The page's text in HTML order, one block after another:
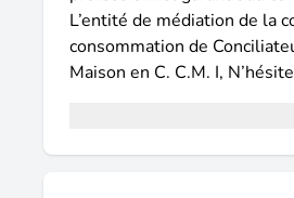
L’entité de médiation de la
consommation de
Maison en C. C.M. I,